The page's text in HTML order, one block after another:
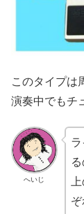
このタイプは
演奏中でもチ
へいじ
ぞ